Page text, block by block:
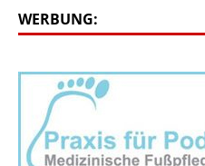
WERBUNG: